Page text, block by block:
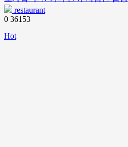
restaurant
0 36153
Hot